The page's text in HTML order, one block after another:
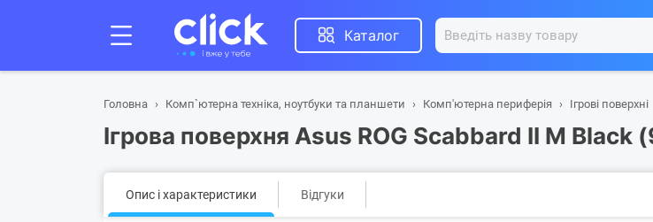
Каталог
Головна Комп`ютерна техніка, ноутбуки та планшети Комп'ютерна периферія Ігрові поверхні
Ігрова поверхня Asus ROG Scabbard II M
Опис і характеристики Відгуки